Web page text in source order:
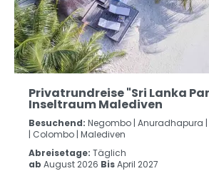
Privatrundreise "Sri Lanka
Inseltraum Malediven
Besuchend: Negombo | Anuradhapura |
| Colombo | Malediven
Abreisetage: Täglich
ab August 2026 BisApril 2027